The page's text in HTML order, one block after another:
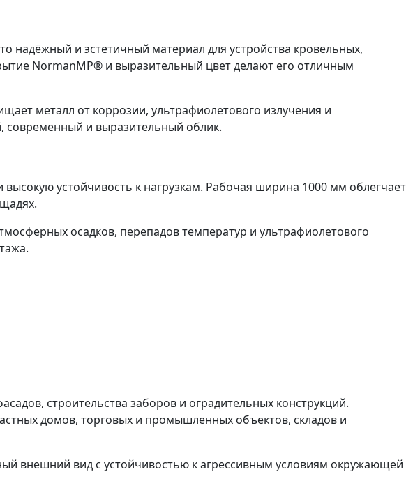
и эстетичный материал для устройства кровельных,
NormanMP® и выразительный цвет делают его отличным
металл от коррозии, ультрафиолетового излучения и
современный и выразительный облик.
устойчивость к нагрузкам. Рабочая ширина 1000 мм облегчает
осадков, перепадов температур и ультрафиолетового
строительства заборов и оградительных конструкций.
домов, торговых и промышленных объектов, складов и
внешний вид с устойчивостью к агрессивным условиям окружающей